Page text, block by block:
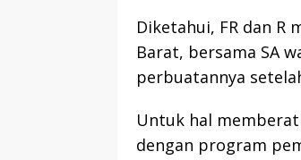
Diketahui, FR dan R
Barat, bersama SA
perbuatannya
Untuk hal
dengan program